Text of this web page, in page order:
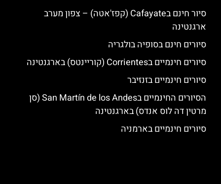
סיור חינם בCafayate (קפז'אטה) – צפון מערב
ארגנטינה
סיורים חינם בסופיה בולגריה
סיורים חינמיים בCorrientes (קוריינטס) בארגנטינה
סיורים חינמיים בזנזיבר
הסיורים החינמיים בSan Martín de los Andes (סן
מרטין דה לוס אנדס) בארגנטינה
סיורים חינמיים בארמניה